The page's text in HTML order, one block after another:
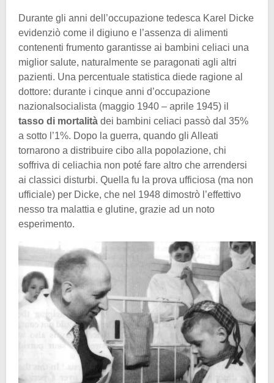
Durante gli anni dell’occupazione tedesca Karel Dicke
evidenziò come il digiuno e l’assenza di alimenti
contenenti frumento garantisse ai bambini celiaci una
miglior salute, naturalmente se paragonati agli altri
pazienti. Una percentuale statistica diede ragione al
dottore: durante i cinque anni d’occupazione
nazionalsocialista (maggio 1940 – aprile 1945) il
tasso di mortalità dei bambini celiaci passò dal 35%
a sotto l’1%. Dopo la guerra, quando gli Alleati
tornarono a distribuire cibo alla popolazione, chi
soffriva di celiachia non poté fare altro che arrendersi
ai classici disturbi. Quella fu la prova ufficiosa (ma non
ufficiale) per Dicke, che nel 1948 dimostrò l’effettivo
nesso tra malattia e glutine, grazie ad un noto
esperimento.